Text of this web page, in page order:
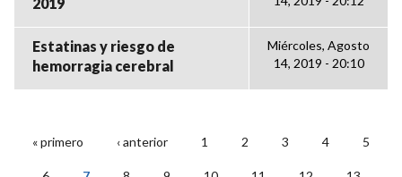
Estatinas y riesgo de
hemorragia cerebral
Miércoles, Agosto
14, 2019 - 20:10
PÁGINAS
« primero ‹ anterior 1 2 3 4 5